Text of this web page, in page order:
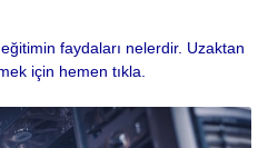
faydaları nelerdir. Uzaktan
için hemen tıkla.